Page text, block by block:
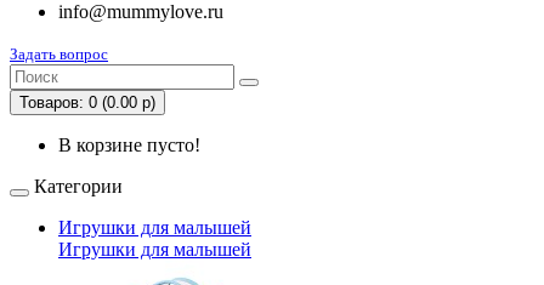
info@mummylove.ru
Задать вопрос
Товаров: 0 (0.00 р)
В корзине пусто!
Категории
Игрушки для малышей
Игрушки для малышей